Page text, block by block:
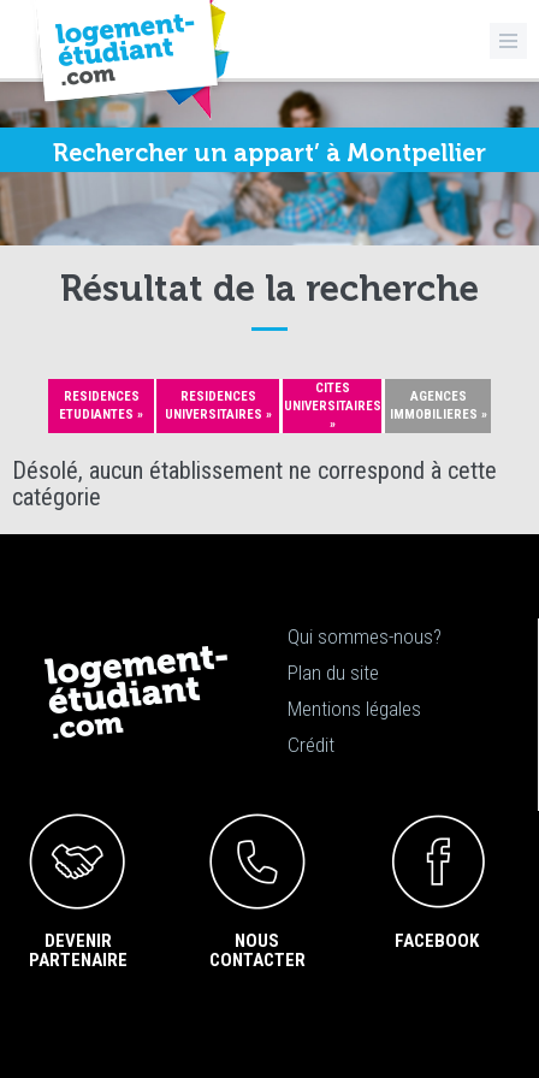
Rechercher un appart’ à Montpellier
Résultat de la recherche
RESIDENCES
ETUDIANTES »
RESIDENCES
UNIVERSITAIRES »
CITES
UNIVERSITAIRES
»
AGENCES
IMMOBILIERES »
Désolé, aucun établissement ne correspond à cette
catégorie
Qui sommes-nous?
Plan du site
Mentions légales
Crédit
DEVENIR
PARTENAIRE
NOUS
CONTACTER
FACEBOOK